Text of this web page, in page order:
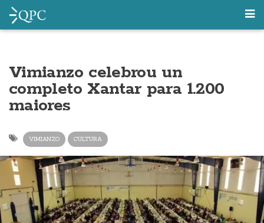
Vimianzo celebrou un
completo Xantar para 1.200
maiores
VIMIANZO CULTURA